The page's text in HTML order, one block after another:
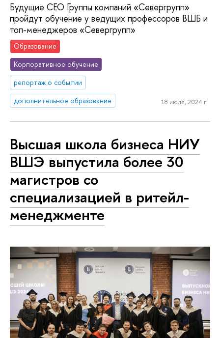
Будущие СЕО Группы компаний «Севергрупп»
пройдут обучение у ведущих профессоров ВШБ и
топ-менеджеров «Севергрупп»
Образование
Корпоративное обучение
репортаж о событии
дополнительное образование
18 июля, 2024 г.
Высшая школа бизнеса НИУ
ВШЭ выпустила более 30
магистров со
специализацией в ритейл-
менеджменте